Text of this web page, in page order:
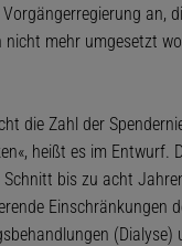
an,
nicht mehr umgesetzt
die Zahl der
heißt es im Entwurf.
bis zu acht
Einschränkungen
(Dialyse)